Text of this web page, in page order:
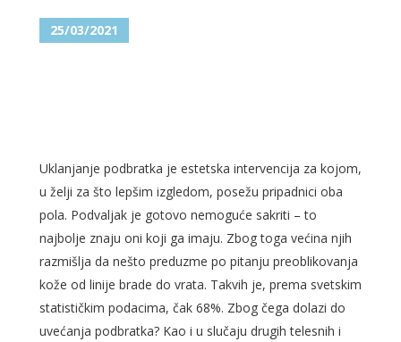
25/03/2021
Uklanjanje podbratka je estetska intervencija za kojom,
u želji za što lepšim izgledom, posežu pripadnici oba
pola. Podvaljak je gotovo nemoguće sakriti – to
najbolje znaju oni koji ga imaju. Zbog toga većina njih
razmišlja da nešto preduzme po pitanju preoblikovanja
kože od linije brade do vrata. Takvih je, prema svetskim
statističkim podacima, čak 68%. Zbog čega dolazi do
uvećanja podbratka? Kao i u slučaju drugih telesnih i